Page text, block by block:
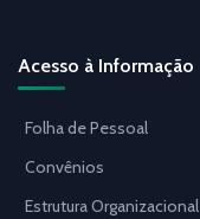
Acesso à Informação
Folha de Pessoal
Convênios
Estrutura Organizacional